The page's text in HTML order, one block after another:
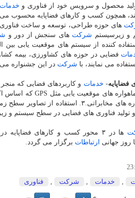
محصول و سرویس خود از فناوری و خدمات
همچون كسب و كارهای فضاپایه محسوب می
های حوزه طراحی، توسعه و ساخت فناوری
زیرسیستم شركت های سنجش از دور و
كننده از سیستم های موقعیت یابی بین
فضایی در حوزه های كشاورزی، بیمه
می نمایند، با شركت در این جشنواره می
فضاپایه- خدمات و كاربردهای فضایی كه
تأمین شده توسط ماهواره های
فناوری های فضایی در سطح سیستم و
ها در ۳ محور كسب و كارهای
روز جهانی
ارتباطات برگزار می گردد.
خدمات شركت فناوری